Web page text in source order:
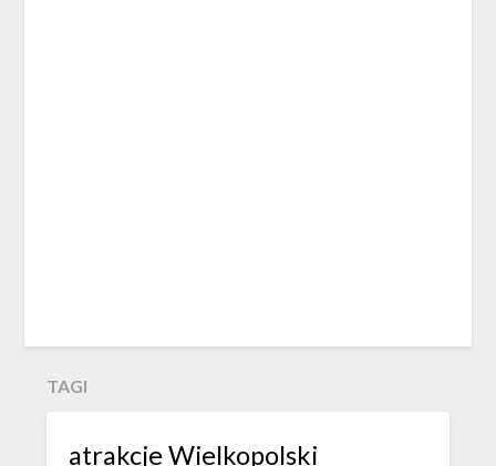
TAGI
atrakcje Wielkopolski